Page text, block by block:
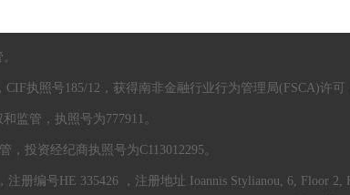
执照号185/12，获得南非金融行业行为管理局(FSCA)许可
监管，执照号为777911。
投资经纪商执照号为C113012295。
册编号HE 335426 ，注册地址 Ioannis Stylianou, 6, Floor